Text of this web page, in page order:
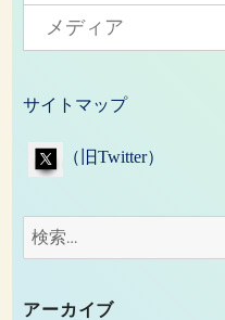
メディア
サイトマップ
（旧Twitter）
検
索:
アーカイブ